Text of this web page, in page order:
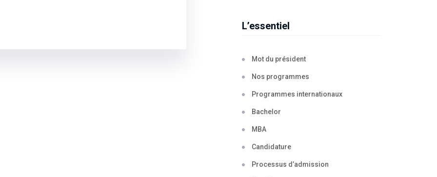
L’essentiel
Mot du président
Nos programmes
Programmes internationaux
Bachelor
MBA
Candidature
Processus d’admission